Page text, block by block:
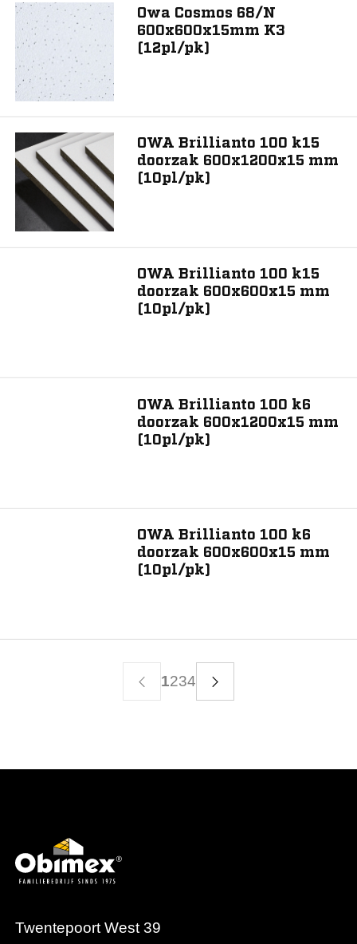
Owa Cosmos 68/N
600x600x15mm K3
(12pl/pk)
OWA Brillianto 100 k15
doorzak 600x1200x15 mm
(10pl/pk)
OWA Brillianto 100 k15
doorzak 600x600x15 mm
(10pl/pk)
OWA Brillianto 100 k6
doorzak 600x1200x15 mm
(10pl/pk)
OWA Brillianto 100 k6
doorzak 600x600x15 mm
(10pl/pk)
1234
Twentepoort West 39